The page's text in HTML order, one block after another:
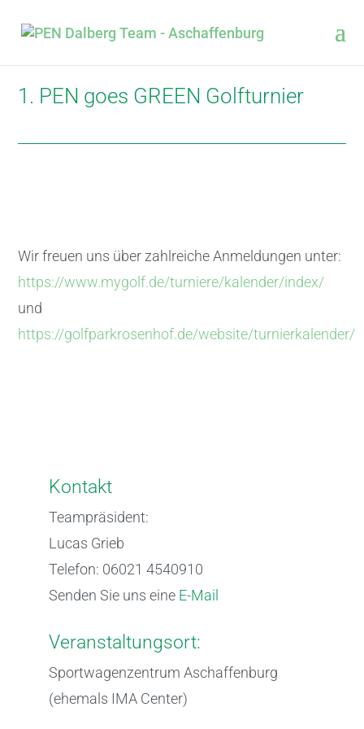
1. PEN goes GREEN Golfturnier
Wir freuen uns über zahlreiche Anmeldungen unter:
https://www.mygolf.de/turniere/kalender/index/
und
https://golfparkrosenhof.de/website/turnierkalender/
Kontakt
Teampräsident:
Lucas Grieb
Telefon: 06021 4540910
Senden Sie uns eine E-Mail
Veranstaltungsort:
Sportwagenzentrum Aschaffenburg
(ehemals IMA Center)